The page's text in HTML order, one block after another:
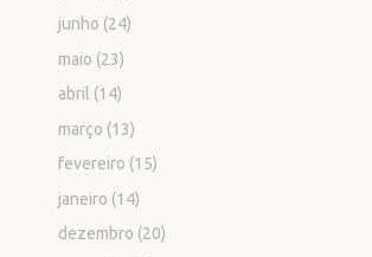
junho (24)
maio (23)
abril (14)
março (13)
fevereiro (15)
janeiro (14)
dezembro (20)